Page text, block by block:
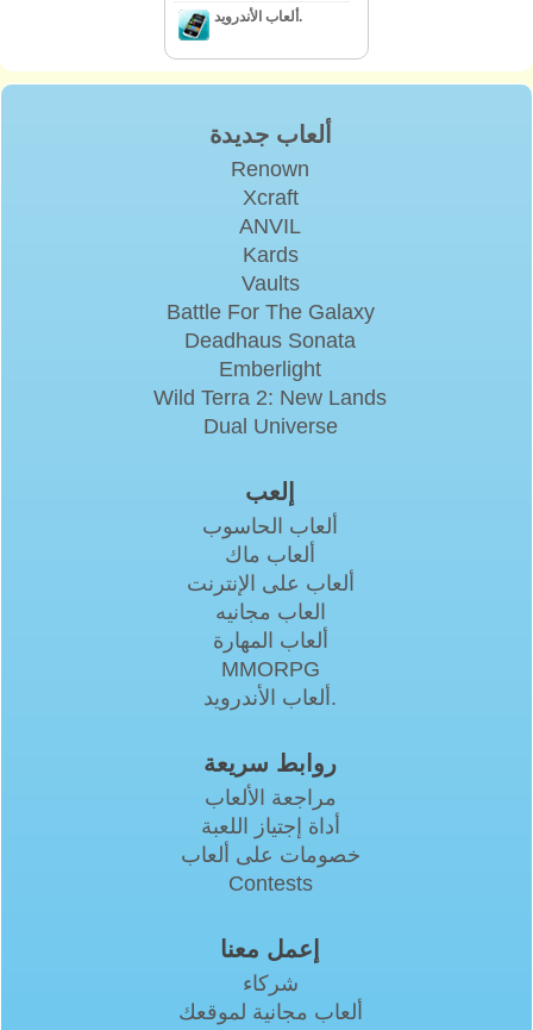
ألعاب الأندرويد.
ألعاب جديدة
Renown
Xcraft
ANVIL
Kards
Vaults
Battle For The Galaxy
Deadhaus Sonata
Emberlight
Wild Terra 2: New Lands
Dual Universe
إلعب
ألعاب الحاسوب
ألعاب ماك
ألعاب على الإنترنت
العاب مجانيه
ألعاب المهارة
MMORPG
ألعاب الأندرويد.
روابط سريعة
مراجعة الألعاب
أداة إجتياز اللعبة
خصومات على ألعاب
Contests
إعمل معنا
شركاء
ألعاب مجانية لموقعك